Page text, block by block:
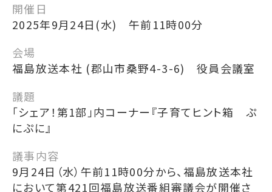
開催日
2025年9月24日(水) 午前11時00分
会場
福島放送本社 (郡山市桑野4-3-6) 役員会議室
議題
「シェア！第1部」内コーナー『子育てヒント箱 ぷ
にぷに』
議事内容
9月24日（水）午前11時00分から、福島放送本社
において第421回福島放送番組審議会が開催さ